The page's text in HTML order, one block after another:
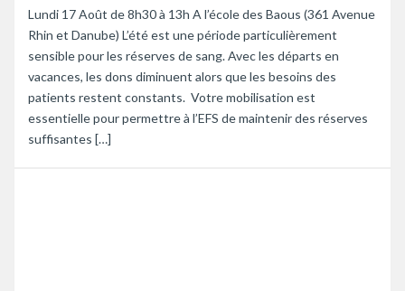
Lundi 17 Août de 8h30 à 13h A l’école des Baous (361 Avenue
Rhin et Danube) L’été est une période particulièrement
sensible pour les réserves de sang. Avec les départs en
vacances, les dons diminuent alors que les besoins des
patients restent constants. Votre mobilisation est
essentielle pour permettre à l’EFS de maintenir des réserves
suffisantes […]